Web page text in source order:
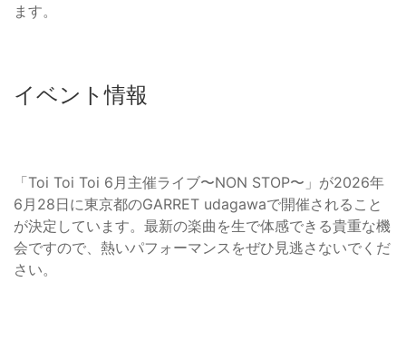
ます。
イベント情報
「Toi Toi Toi 6月主催ライブ〜NON STOP〜」が2026年
6月28日に東京都のGARRET udagawaで開催されること
が決定しています。最新の楽曲を生で体感できる貴重な機
会ですので、熱いパフォーマンスをぜひ見逃さないでくだ
さい。